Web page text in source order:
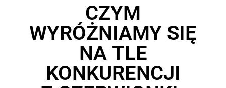
CZYM
WYRÓŻNIAMY SIĘ
NA TLE
KONKURENCJI